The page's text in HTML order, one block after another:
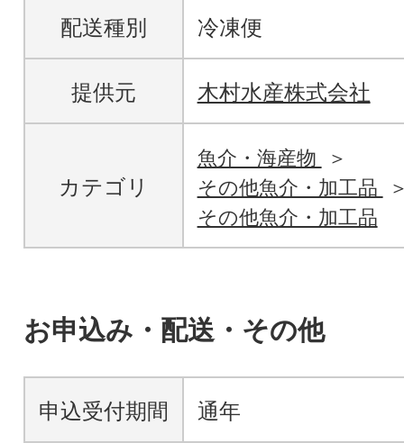
配送種別 冷凍便
提供元 木村水産株式会社
カテゴリ
魚介・海産物
その他魚介・加工品
その他魚介・加工品
お申込み・配送・その他
申込受付期間 通年